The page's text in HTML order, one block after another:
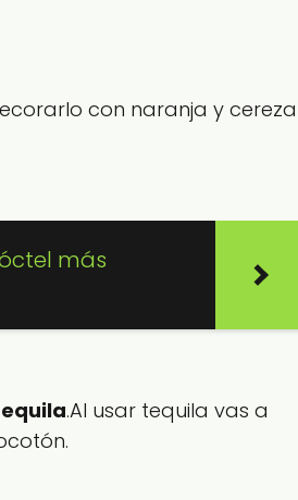
con naranja y cereza
más
.Al usar tequila vas a